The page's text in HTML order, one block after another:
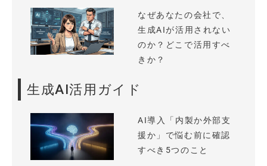
なぜあなたの会社で、
生成AIが活用されない
のか？どこで活用すべ
きか？
生成AI活用ガイド
AI導入「内製か外部支
援か」で悩む前に確認
すべき5つのこと